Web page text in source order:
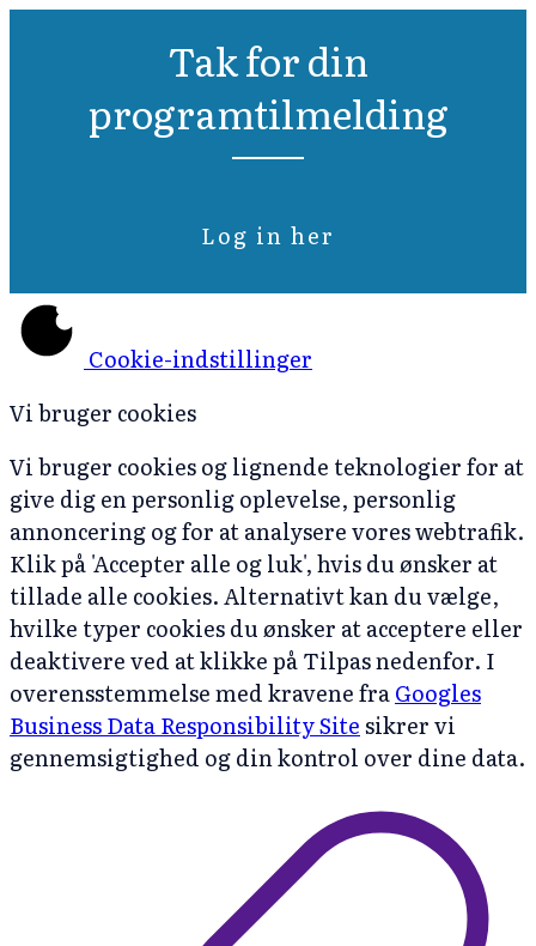
Tak for din
programtilmelding
Log in her
Cookie-indstillinger
Vi bruger cookies
Vi bruger cookies og lignende teknologier for at
give dig en personlig oplevelse, personlig
annoncering og for at analysere vores webtrafik.
Klik på 'Accepter alle og luk', hvis du ønsker at
tillade alle cookies. Alternativt kan du vælge,
hvilke typer cookies du ønsker at acceptere eller
deaktivere ved at klikke på Tilpas nedenfor. I
overensstemmelse med kravene fraGoogles
Business Data Responsibility Sitesikrer vi
gennemsigtighed og din kontrol over dine data.